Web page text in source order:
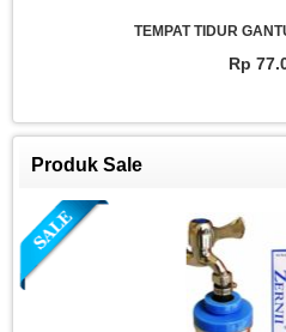
TEMPAT TIDUR
Rp
Produk Sale